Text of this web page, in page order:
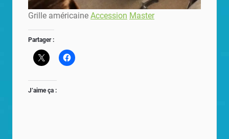
Grille américaine Accession Master
Partager :
J’aime ça :